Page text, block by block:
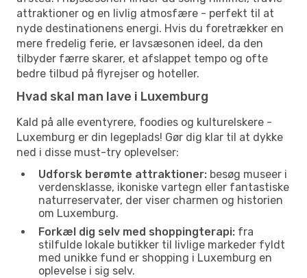
attraktioner og en livlig atmosfære - perfekt til at
nyde destinationens energi. Hvis du foretrækker en
mere fredelig ferie, er lavsæsonen ideel, da den
tilbyder færre skarer, et afslappet tempo og ofte
bedre tilbud på flyrejser og hoteller.
Hvad skal man lave i Luxemburg
Kald på alle eventyrere, foodies og kulturelskere -
Luxemburg er din legeplads! Gør dig klar til at dykke
ned i disse must-try oplevelser:
Udforsk berømte attraktioner: besøg museer i
verdensklasse, ikoniske vartegn eller fantastiske
naturreservater, der viser charmen og historien
om Luxemburg.
Forkæl dig selv med shoppingterapi: fra
stilfulde lokale butikker til livlige markeder fyldt
med unikke fund er shopping i Luxemburg en
oplevelse i sig selv.